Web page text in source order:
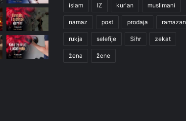
islam IZ kur'an muslimani
namaz post prodaja ramazan
rukja selefije Sihr zekat
žena žene